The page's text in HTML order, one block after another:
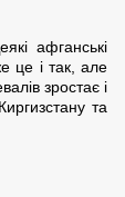
афганські
це і так, але
зростає і
та